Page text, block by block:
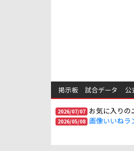
掲示板 試合データ 公
2026/07/07 お気に入りの
2026/05/08 画像いいねラ